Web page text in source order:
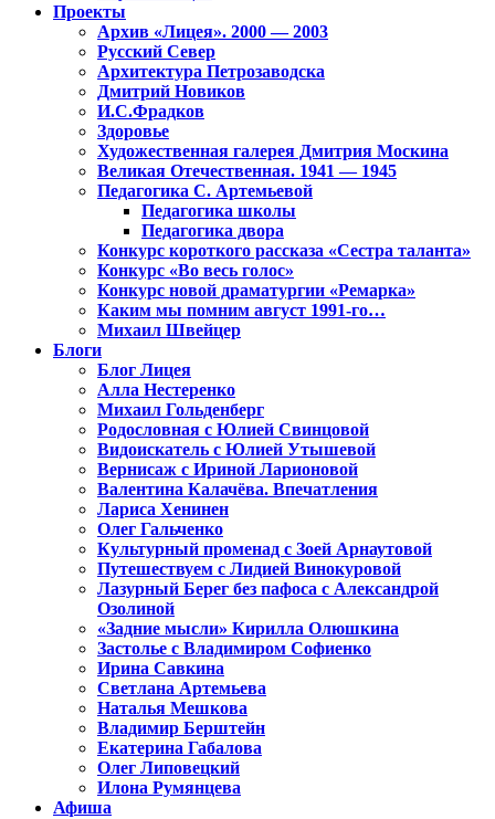
Проекты
Архив «Лицея». 2000 — 2003
Русский Север
Архитектура Петрозаводска
Дмитрий Новиков
И.С.Фрадков
Здоровье
Художественная галерея Дмитрия Москина
Великая Отечественная. 1941 — 1945
Педагогика С. Артемьевой
Педагогика школы
Педагогика двора
Конкурс короткого рассказа «Сестра таланта»
Конкурс «Во весь голос»
Конкурс новой драматургии «Ремарка»
Каким мы помним август 1991-го…
Михаил Швейцер
Блоги
Блог Лицея
Алла Нестеренко
Михаил Гольденберг
Родословная с Юлией Свинцовой
Видоискатель с Юлией Утышевой
Вернисаж с Ириной Ларионовой
Валентина Калачёва. Впечатления
Лариса Хенинен
Олег Гальченко
Культурный променад с Зоей Арнаутовой
Путешествуем с Лидией Винокуровой
Лазурный Берег без пафоса с Александрой
Озолиной
«Задние мысли» Кирилла Олюшкина
Застолье с Владимиром Софиенко
Ирина Савкина
Светлана Артемьева
Наталья Мешкова
Владимир Берштейн
Екатерина Габалова
Олег Липовецкий
Илона Румянцева
Афиша